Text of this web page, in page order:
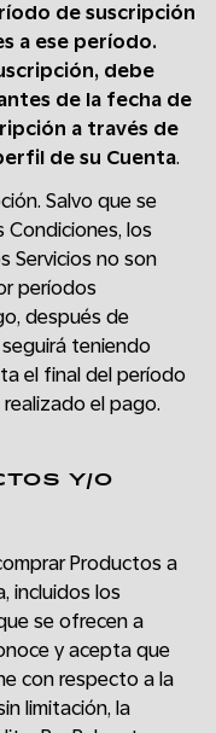
de suscripción
a ese período.
debe
de la fecha de
a través de
de su Cuenta.
Salvo que se
los
Servicios no son
períodos
después de
teniendo
el final del período
el pago.
Y/O
Productos a
incluidos los
se ofrecen a
y acepta que
con respecto a la
limitación, la